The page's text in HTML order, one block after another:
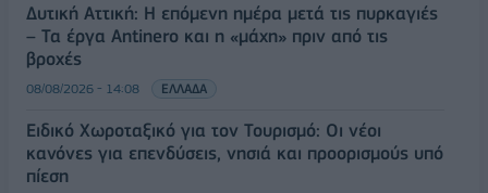
Δυτική Αττική: Η επόμενη ημέρα μετά τις πυρκαγιές
– Τα έργα Antinero και η «μάχη» πριν από τις
βροχές
08/08/2026 - 14:08 ΕΛΛΑΔΑ
Ειδικό Χωροταξικό για τον Τουρισμό: Οι νέοι
κανόνες για επενδύσεις, νησιά και προορισμούς υπό
πίεση